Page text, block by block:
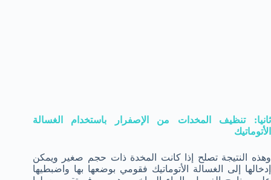
ثانيا: تنظيف المخدات من الإصفرار باستخدام الغسالة
الأتوماتيك
وهذه النتيجة تصلح إذا كانت المخدة ذات حجم صغير ويمكن
إدخالها إلى الغسالة الأتوماتيك فقومي بوضعها بها واضبطيها